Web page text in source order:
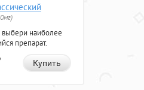
наиболее
препарат.
Купить